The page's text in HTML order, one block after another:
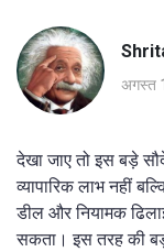
अगस्त
देखा जाए तो इस बड़े
व्यापारिक लाभ नहीं
डील और नियामक
सकता। इस तरह की